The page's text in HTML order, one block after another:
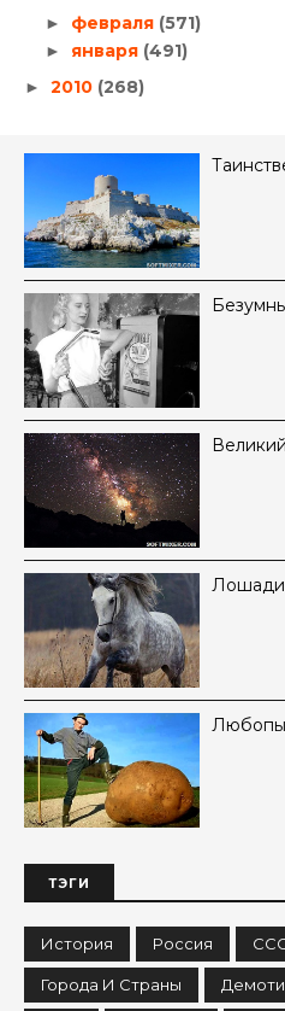
► февраля (571)
► января (491)
► 2010 (268)
Лошади
ТЭГИ
История Россия
Города И Страны